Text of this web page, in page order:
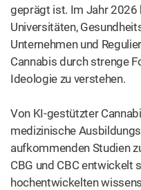
geprägt ist. Im Jahr 2026
Universitäten,
Unternehmen und
Cannabis durch strenge
Ideologie zu verstehen.
Von KI-gestützter
medizinische
aufkommenden Studien
CBG und CBC entwickelt
hochentwickelten